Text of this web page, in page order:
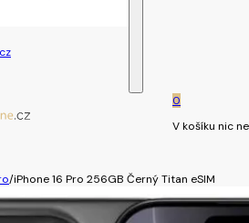
0
V košíku nic
/iPhone 16 Pro 256GB Černý Titan eSIM